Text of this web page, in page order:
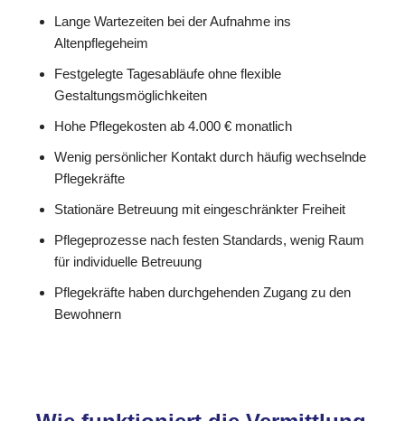
Lange Wartezeiten bei der Aufnahme ins
Altenpflegeheim
Festgelegte Tagesabläufe ohne flexible
Gestaltungsmöglichkeiten
Hohe Pflegekosten ab 4.000 € monatlich
Wenig persönlicher Kontakt durch häufig wechselnde
Pflegekräfte
Stationäre Betreuung mit eingeschränkter Freiheit
Pflegeprozesse nach festen Standards, wenig Raum
für individuelle Betreuung
Pflegekräfte haben durchgehenden Zugang zu den
Bewohnern